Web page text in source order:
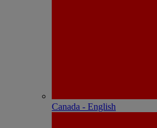
Canada - English